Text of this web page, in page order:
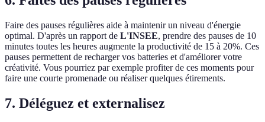
Faire des pauses régulières aide à maintenir un niveau d'énergie
optimal. D'après un rapport de L'INSEE, prendre des pauses de 10
minutes toutes les heures augmente la productivité de 15 à 20%. Ces
pauses permettent de recharger vos batteries et d'améliorer votre
créativité. Vous pourriez par exemple profiter de ces moments pour
faire une courte promenade ou réaliser quelques étirements.
7. Déléguez et externalisez